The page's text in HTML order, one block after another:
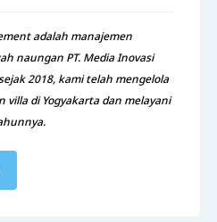
adalah manajemen
naungan PT. Media Inovasi
2018, kami telah mengelola
villa di Yogyakarta dan melayani